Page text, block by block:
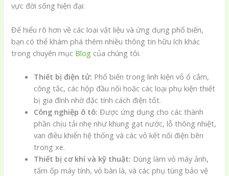
vực đời sống hiện đại:
Để hiểu rõ hơn về các loại vật liệu và ứng dụng phổ biến,
bạn có thể khám phá thêm nhiều thông tin hữu ích khác
trong chuyên mục Blog của chúng tôi.
Thiết bị điện tử: Phổ biến trong linh kiện vỏ ổ cắm,
công tắc, các hộp đầu nối hoặc các loại phụ kiện thiết
bị gia đình nhờ đặc tính cách điện tốt.
Công nghiệp ô tô: Được ứng dụng cho các thành
phần chịu tải nhẹ như khung gạt nước, lỗ thông nhiệt,
van điều khiển hệ thống và các vỏ kết nối điện bên
trong xe.
Thiết bị cơ khí và kỹ thuật: Dùng làm vỏ máy ảnh,
tấm ốp máy tính, vỏ bàn là, và các phụ tùng bảo vệ